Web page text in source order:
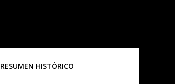
RESUMEN HISTÓRICO